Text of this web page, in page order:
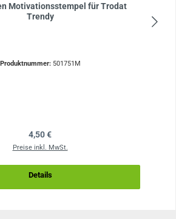
Motivationsstempel für Trodat
Trendy
Produktnummer: 501751M
Regulärer Preis:
4,50 €
Preise inkl. MwSt.
Details